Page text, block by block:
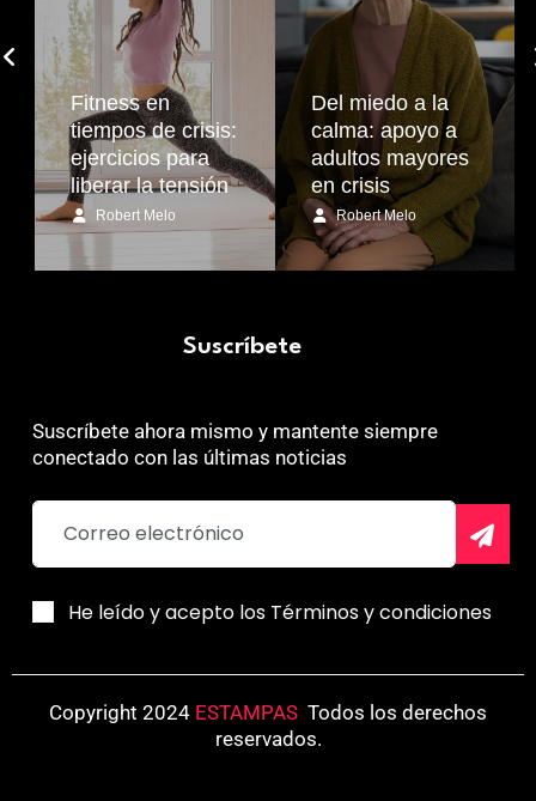
Fitness en
tiempos de crisis:
ejercicios para
liberar la tensión
Robert Melo
Del miedo a la
calma: apoyo a
adultos mayores
en crisis
Robert Melo
Suscríbete
Suscríbete ahora mismo y mantente siempre
conectado con las últimas noticias
He leído y acepto los Términos y condiciones
Copyright 2024 ESTAMPAS Todos los derechos
reservados.